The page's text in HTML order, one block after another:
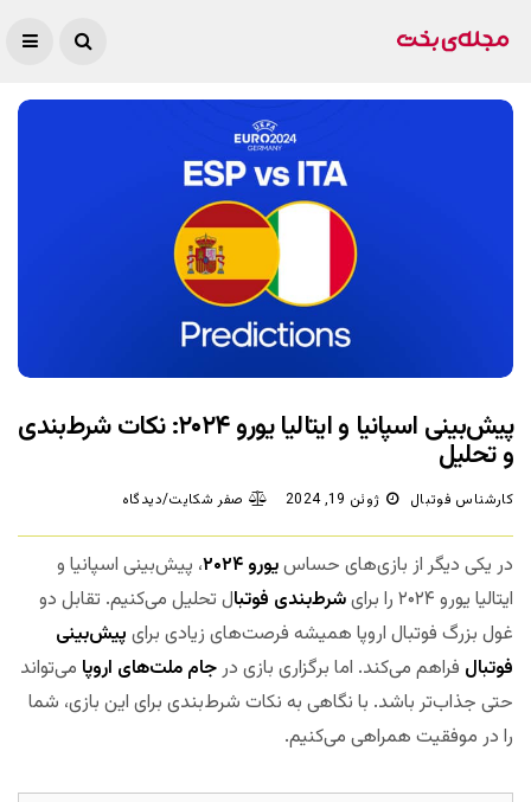
پیش‌بینی اسپانیا و ایتالیا یورو ۲۰۲۴: نکات شرط‌بندی
و تحلیل
کارشناس فوتبال ژوئن 19, 2024 صفر شکایت/دیدگاه
در یکی دیگر از بازی‌های حساسیورو ۲۰۲۴
، پیش‌بینی اسپانیا و
ایتالیا یورو ۲۰۲۴ را برای
شرط‌بندی فوتبال تحلیل می‌کنیم. تقابل دو
غول بزرگ فوتبال اروپا همیشه فرصت‌های زیادی برای پیش‌بینی
فوتبال فراهم می‌کند. اما برگزاری بازی درجام ملت‌های اروپا می‌تواند
حتی جذاب‌تر باشد. با نگاهی به نکات شرط‌بندی برای این بازی، شما
را در موفقیت همراهی می‌کنیم.